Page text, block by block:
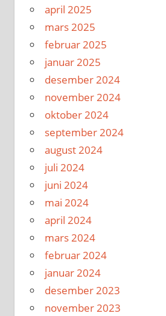
april 2025
mars 2025
februar 2025
januar 2025
desember 2024
november 2024
oktober 2024
september 2024
august 2024
juli 2024
juni 2024
mai 2024
april 2024
mars 2024
februar 2024
januar 2024
desember 2023
november 2023